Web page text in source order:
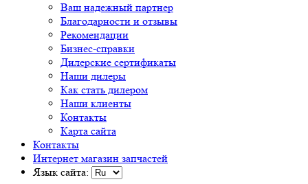
Ваш надежный партнер
Благодарности и отзывы
Рекомендации
Бизнес-справки
Дилерские сертификаты
Наши дилеры
Как стать дилером
Наши клиенты
Контакты
Карта сайта
Контакты
Интернет магазин запчастей
Язык сайта: